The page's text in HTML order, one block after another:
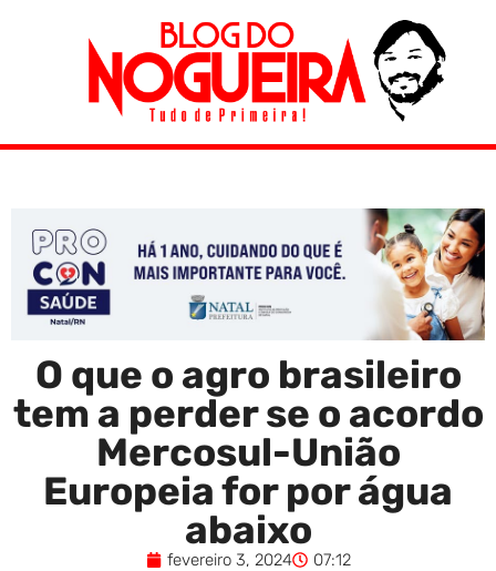
O que o agro brasileiro
tem a perder se o acordo
Mercosul-União
Europeia for por água
abaixo
fevereiro 3, 2024 07:12